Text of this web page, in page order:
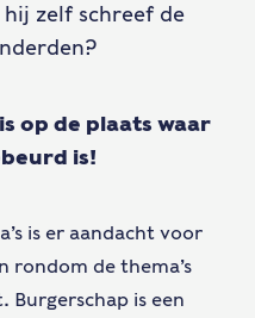
zelf schreef de
op de plaats waar
is!
is er aandacht voor
rondom de thema’s
Burgerschap is een